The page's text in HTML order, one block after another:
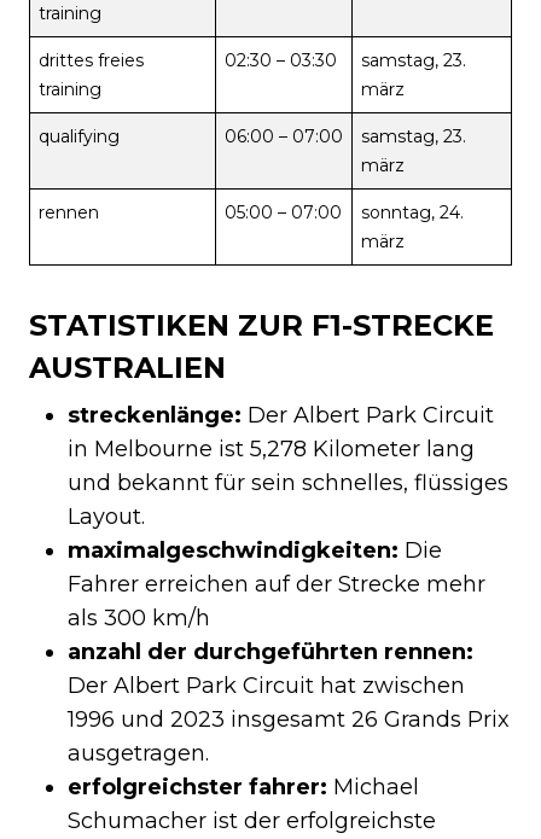
training
drittes freies
training
02:30 – 03:30
samstag, 23.
märz
qualifying 06:00 – 07:00
samstag, 23.
märz
rennen 05:00 – 07:00
sonntag, 24.
märz
STATISTIKEN ZUR F1-STRECKE
AUSTRALIEN
streckenlänge: Der Albert Park Circuit
in Melbourne ist 5,278 Kilometer lang
und bekannt für sein schnelles, flüssiges
Layout​​.
maximalgeschwindigkeiten: Die
Fahrer erreichen auf der Strecke mehr
als 300 km/h
anzahl der durchgeführten rennen:
Der Albert Park Circuit hat zwischen
1996 und 2023 insgesamt 26 Grands Prix
ausgetragen​​.
erfolgreichster fahrer: Michael
Schumacher ist der erfolgreichste